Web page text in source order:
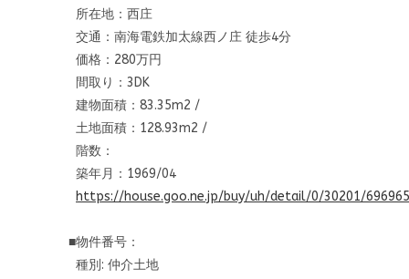
所在地：西庄
交通：南海電鉄加太線西ノ庄 徒歩4分
価格：280万円
間取り：3DK
建物面積：83.35m2 /
土地面積：128.93m2 /
階数：
築年月：1969/04
https://house.goo.ne.jp/buy/uh/detail/0/30201/
■物件番号：
種別: 仲介土地